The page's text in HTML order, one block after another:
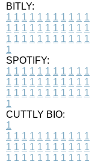
BITLY:
1 1 1 1 1 1 1 1 1 1 1
1 1 1 1 1 1 1 1 1 1 1
1 1 1 1 1 1 1 1 1 1 1
1
SPOTIFY:
1 1 1 1 1 1 1 1 1 1 1
1 1 1 1 1 1 1 1 1 1 1
1 1 1 1 1 1 1 1 1 1 1
1
CUTTLY BIO:
1
1 1 1 1 1 1 1 1 1 1 1
1 1 1 1 1 1 1 1 1 1 1
1 1 1 1 1 1 1 1 1 1 1